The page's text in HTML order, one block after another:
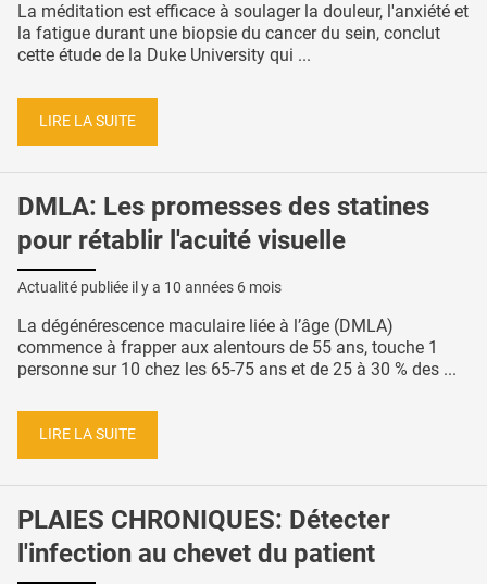
La méditation est efficace à soulager la douleur, l'anxiété et
la fatigue durant une biopsie du cancer du sein, conclut
cette étude de la Duke University qui ...
LIRE LA SUITE
DMLA: Les promesses des statines
pour rétablir l'acuité visuelle
Actualité publiée il y a 10 années 6 mois
La dégénérescence maculaire liée à l’âge (DMLA)
commence à frapper aux alentours de 55 ans, touche 1
personne sur 10 chez les 65-75 ans et de 25 à 30 % des ...
LIRE LA SUITE
PLAIES CHRONIQUES: Détecter
l'infection au chevet du patient